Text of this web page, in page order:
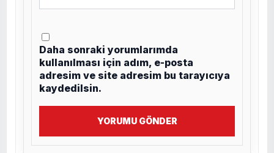
Daha sonraki yorumlarımda
kullanılması için adım, e-posta
adresim ve site adresim bu tarayıcıya
kaydedilsin.
YORUMU GÖNDER